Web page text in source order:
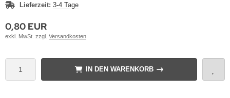
Lieferzeit: 3-4 Tage
0,80 EUR
exkl. MwSt. zzgl. Versandkosten
IN DEN WARENKORB